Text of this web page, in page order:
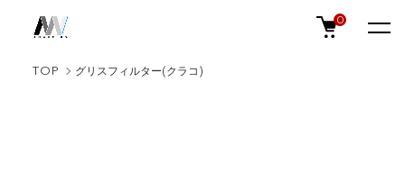
0
TOP グリスフィルター(クラコ)